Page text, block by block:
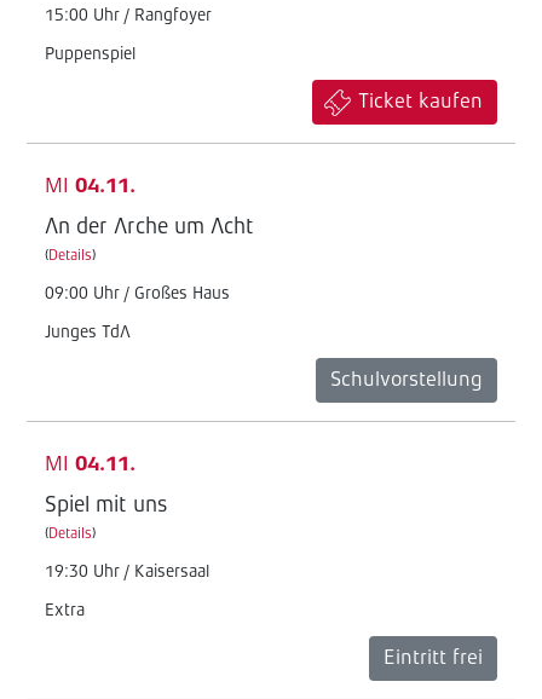
15:00 Uhr / Rangfoyer
Puppenspiel
Ticket kaufen
MI 04.11.
An der Arche um Acht
(Details)
09:00 Uhr / Großes Haus
Junges TdA
Schulvorstellung
MI 04.11.
Spiel mit uns
(Details)
19:30 Uhr / Kaisersaal
Extra
Eintritt frei